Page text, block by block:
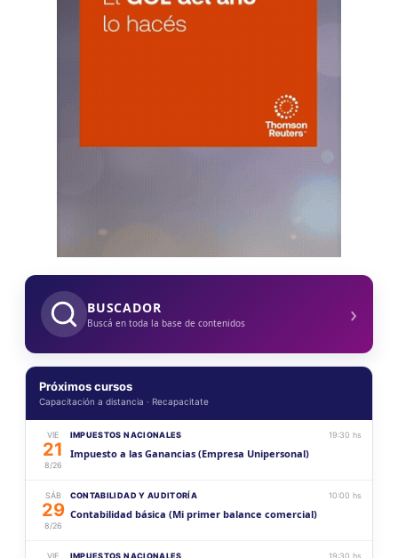
BUSCADOR
Buscá en toda la base de contenidos ›
Próximos cursos
Capacitación a distancia · Recapacitate
VIE
21
8/26
IMPUESTOS NACIONALES 19:30 hs
Impuesto a las Ganancias (Empresa Unipersonal)
SÁB
29
8/26
CONTABILIDAD Y AUDITORÍA 10:00 hs
Contabilidad básica (Mi primer balance comercial)
VIE IMPUESTOS NACIONALES 19:30 hs